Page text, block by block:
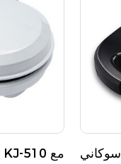
سوكاني SK-128 صانعة الساندوتشات